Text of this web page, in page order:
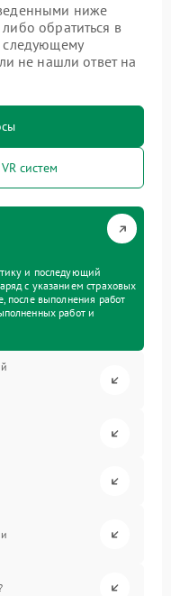
ниже
обратиться в
следующему
не нашли ответ на
систем
и последующий
с указанием страховых
после выполнения работ
работ и